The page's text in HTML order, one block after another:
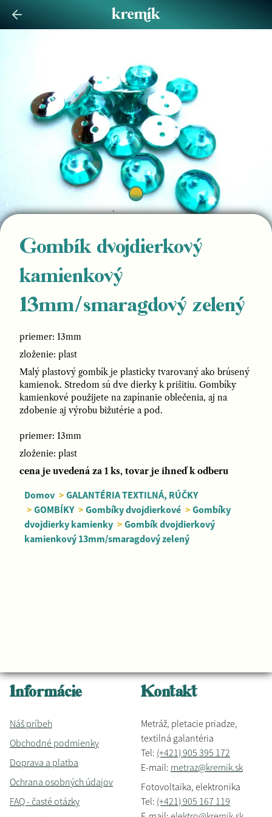
Gombík dvojdierkový
kamienkový
13mm/smaragdový zelený
priemer: 13mm
zloženie: plast
Malý plastový gombík je plasticky tvarovaný ako brúsený
kamienok. Stredom sú dve dierky k prišitiu. Gombíky
kamienkové použijete na zapínanie oblečenia, aj na
zdobenie aj výrobu bižutérie a pod.
priemer: 13mm
zloženie: plast
cena je uvedená za 1 ks, tovar je ihneď k odberu
Domov > GALANTÉRIA TEXTILNÁ, RÚČKY
> GOMBÍKY > Gombíky dvojdierkové > Gombíky
dvojdierky kamienky > Gombík dvojdierkový
kamienkový 13mm/smaragdový zelený
Informácie
Náš príbeh
Obchodné podmienky
Doprava a platba
Ochrana osobných údajov
FAQ - časté otázky
Kontakt
Metráž, pletacie priadze,
textilná galantéria
Tel: (+421) 905 395 172
E-mail: metraz@kremik.sk
Fotovoltaika, elektronika
Tel: (+421) 905 167 119